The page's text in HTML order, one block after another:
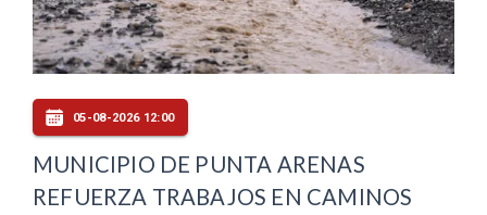
05-08-2026 12:00
MUNICIPIO DE PUNTA ARENAS
REFUERZA TRABAJOS EN CAMINOS